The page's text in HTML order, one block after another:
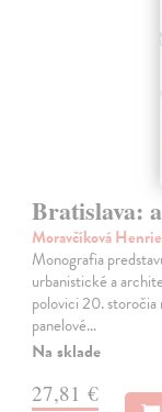
Bratislava:
Moravčíková
Monografia
urbanistické a
polovici 20. storočia
panelové…
Na sklade
27,81 €